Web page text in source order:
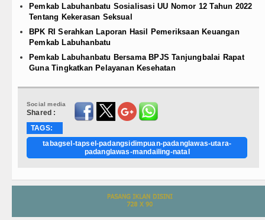
Pemkab Labuhanbatu Sosialisasi UU Nomor 12 Tahun 2022
Tentang Kekerasan Seksual
BPK RI Serahkan Laporan Hasil Pemeriksaan Keuangan
Pemkab Labuhanbatu
Pemkab Labuhanbatu Bersama BPJS Tanjungbalai Rapat
Guna Tingkatkan Pelayanan Kesehatan
Social media
Shared :
TAGS:
tabagsel-tapsel-padangsidimpuan-padanglawas-utara-
padanglawas-mandailing-natal